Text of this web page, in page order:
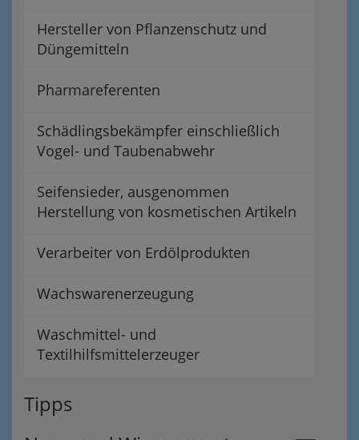
Hersteller von Pflanzenschutz und
Düngemitteln
Pharmareferenten
Schädlingsbekämpfer einschließlich
Vogel- und Taubenabwehr
Seifensieder, ausgenommen
Herstellung von kosmetischen Artikeln
Verarbeiter von Erdölprodukten
Wachswarenerzeugung
Waschmittel- und
Textilhilfsmittelerzeuger
Tipps